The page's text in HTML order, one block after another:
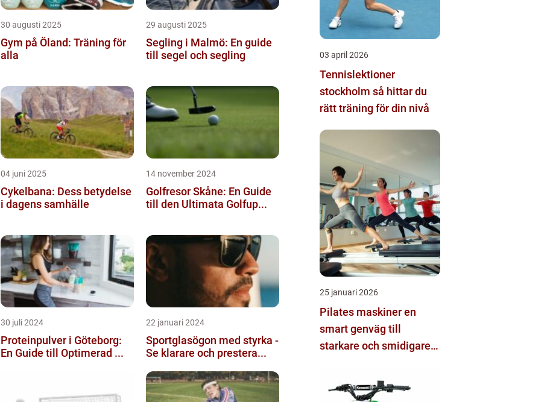
30 augusti 2025
Gym på Öland: Träning för
alla
29 augusti 2025
Segling i Malmö: En guide
till segel och segling
04 juni 2025
Cykelbana: Dess betydelse
i dagens samhälle
14 november 2024
Golfresor Skåne: En Guide
till den Ultimata Golfup...
30 juli 2024
Proteinpulver i Göteborg:
En Guide till Optimerad ...
22 januari 2024
Sportglasögon med styrka -
Se klarare och prestera...
03 april 2026
Tennislektioner
stockholm så hittar du
rätt träning för din nivå
25 januari 2026
Pilates maskiner en
smart genväg till
starkare och smidigare